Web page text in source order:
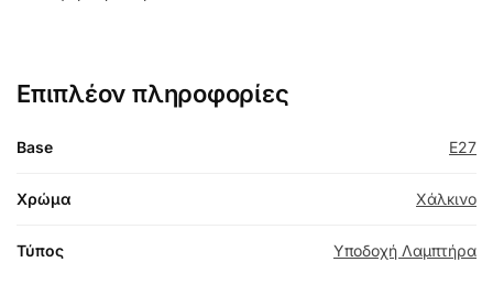
Επιπλέον πληροφορίες
Base E27
Χρώμα Χάλκινο
Τύπος Υποδοχή Λαμπτήρα